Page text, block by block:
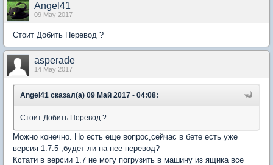
Angel41
09 May 2017
Стоит Добить Перевод ?
asperade
14 May 2017
Angel41 сказал(а) 09 Май 2017 - 04:08:
Стоит Добить Перевод ?
Можно конечно. Но есть еще вопрос,сейчас в бете есть уже
версия 1.7.5 ,будет ли на нее перевод?
Кстати в версии 1.7 не могу погрузить в машину из ящика все